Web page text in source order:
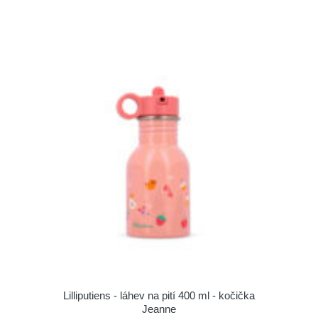
Lilliputiens - láhev na pití 400 ml - kočička
Jeanne